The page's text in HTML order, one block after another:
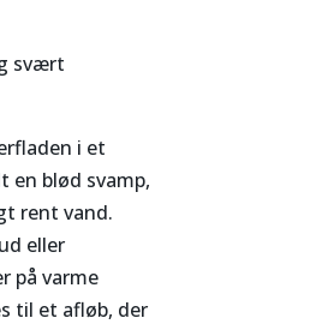
svært
i et
en blød svamp,
rent vand.
eller
på varme
til et afløb, der